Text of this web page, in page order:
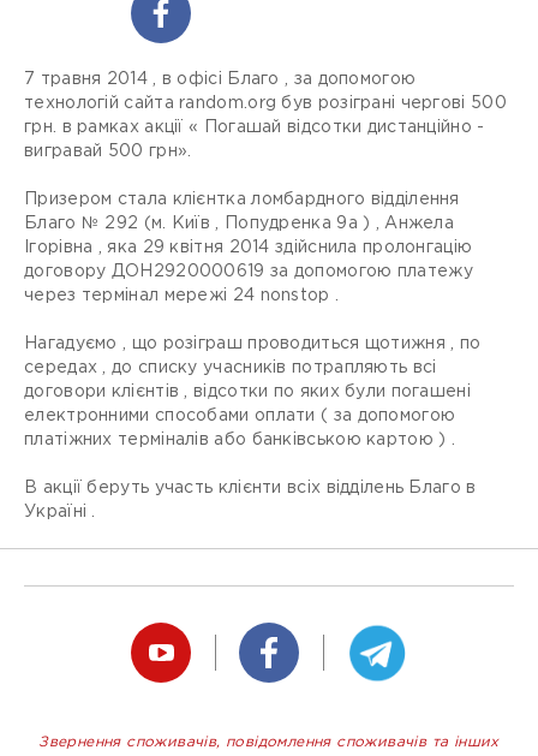
7 травня 2014 , в офісі Благо , за допомогою
технологій сайта random.org був розіграні чергові 500
грн. в рамках акції « Погашай відсотки дистанційно -
вигравай 500 грн».
Призером стала клієнтка ломбардного відділення
Благо № 292 (м. Київ , Попудренка 9а ) , Анжела
Ігорівна , яка 29 квітня 2014 здійснила пролонгацію
договору ДОН2920000619 за допомогою платежу
через термінал мережі 24 nonstop .
Нагадуємо , що розіграш проводиться щотижня , по
середах , до списку учасників потрапляють всі
договори клієнтів , відсотки по яких були погашені
електронними способами оплати ( за допомогою
платіжних терміналів або банківською картою ) .
В акції беруть участь клієнти всіх відділень Благо в
Україні .
Звернення споживачів, повідомлення споживачів та інших